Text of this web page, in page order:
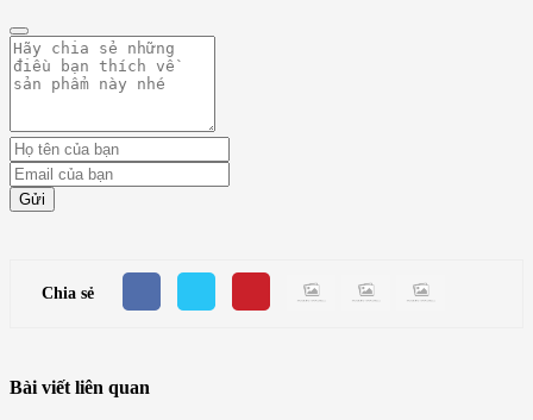
Gửi
Chia sẻ
Bài viết liên quan